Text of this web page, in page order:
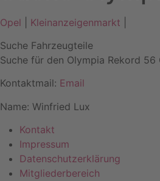
Opel Kleinanzeigenmarkt
Suche Fahrzeugteile
Suche für den Olympia Rekord 56
Kontaktmail: Email
Name: Winfried Lux
Kontakt
Impressum
Datenschutzerklärung
Mitgliederbereich